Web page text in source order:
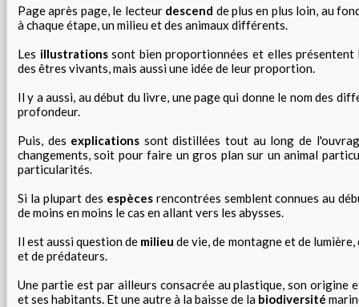
Page après page, le lecteur descend de plus en plus loin, au
à chaque étape, un milieu et des animaux différents.
Les illustrationssont bien proportionnées et elles
des êtres vivants, mais aussi une idée de leur proportion.
Il y a aussi, au début du livre, une page qui donne le nom des
profondeur.
Puis, des explications sont distillées tout au long de
changements, soit pour faire un gros plan sur un animal
particularités.
Si la plupart des espècesrencontrées semblent connues au
de moins en moins le cas en allant vers les abysses.
Il est aussi question de milieu de vie, de montagne et de
et de prédateurs.
Une partie est par ailleurs consacrée au plastique, son origine
et ses habitants. Et une autre à la baisse de la biodiversité